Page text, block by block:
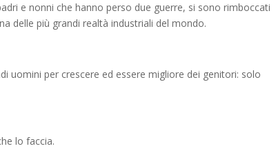
e nonni che hanno perso due guerre, si sono rimboccati
delle più grandi realtà industriali del mondo.
uomini per crescere ed essere migliore dei genitori: solo
lo faccia.